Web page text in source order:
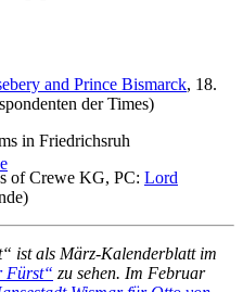
and Prince Bismarck, 18.
der Times)
in Friedrichsruh
of Crewe KG, PC: Lord
ist als März-Kalenderblatt im
Fürst“ zu sehen. Im Februar